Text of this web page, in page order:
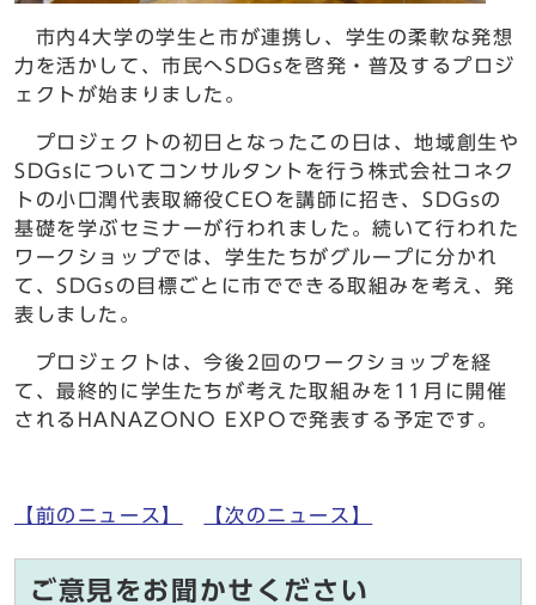
市内4大学の学生と市が連携し、学生の柔軟な発想
力を活かして、市民へSDGsを啓発・普及するプロジ
ェクトが始まりました。
プロジェクトの初日となったこの日は、地域創生や
SDGsについてコンサルタントを行う株式会社コネク
トの小口潤代表取締役CEOを講師に招き、SDGsの
基礎を学ぶセミナーが行われました。続いて行われた
ワークショップでは、学生たちがグループに分かれ
て、SDGsの目標ごとに市でできる取組みを考え、発
表しました。
プロジェクトは、今後2回のワークショップを経
て、最終的に学生たちが考えた取組みを11月に開催
されるHANAZONO EXPOで発表する予定です。
【前のニュース】 【次のニュース】
ご意見をお聞かせください